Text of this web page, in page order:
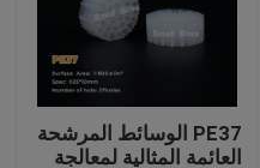
PE37 الوسائط المرشحة
العائمة المثالية لمعالجة